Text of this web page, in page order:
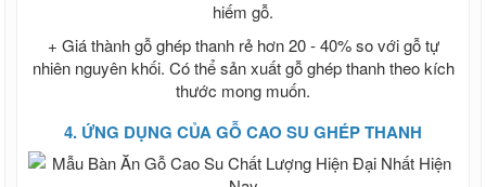
Xà gồ Z mạ kẽm Z80 ...
Xà gồ Z Hoa Sen mạ kẽm Z275
Vật tư quảng cáo Mica, Alu, Tấm Format,
formex, Poly
Alu , Nhôm Alu, Bảng giá tấm alu
Ống thép đúc Hòa Phát
Bảng giá ống thép hàn
Giá ống thép đúc Trung Quốc
hiếm gỗ.
+ Giá thành gỗ ghép thanh rẻ hơn 20 - 40% so với gỗ tự
nhiên nguyên khối. Có thể sản xuất gỗ ghép thanh theo kích
thước mong muốn.
4. ỨNG DỤNG CỦA GỖ CAO SU GHÉP THANH